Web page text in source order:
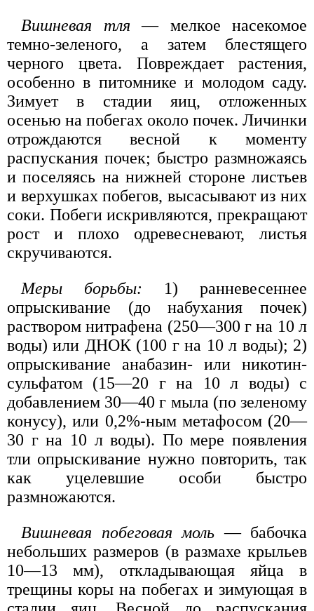
Вишневая тля — мелкое насекомое
темно-зеленого, а затем блестящего
черного цвета. Повреждает растения,
особенно в питомнике и молодом саду.
Зимует в стадии яиц, отложенных
осенью на побегах около почек. Личинки
отрождаются весной к моменту
распускания почек; быстро размножаясь
и поселяясь на нижней стороне листьев
и верхушках побегов, высасывают из них
соки. Побеги искривляются, прекращают
рост и плохо одревесневают, листья
скручиваются.
Меры борьбы: 1) ранневесеннее
опрыскивание (до набухания почек)
раствором нитрафена (250—300 г на 10 л
воды) или ДНОК (100 г на 10 л воды); 2)
опрыскивание анабазин- или никотин-
сульфатом (15—20 г на 10 л воды) с
добавлением 30—40 г мыла (по зеленому
конусу), или 0,2%-ным метафосом (20—
30 г на 10 л воды). По мере появления
тли опрыскивание нужно повторить, так
как уцелевшие особи быстро
размножаются.
Вишневая побеговая моль — бабочка
небольших размеров (в размахе крыльев
10—13 мм), откладывающая яйца в
трещины коры на побегах и зимующая в